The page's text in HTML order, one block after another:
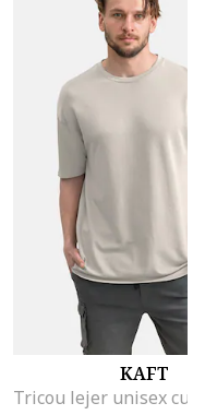
KAFT